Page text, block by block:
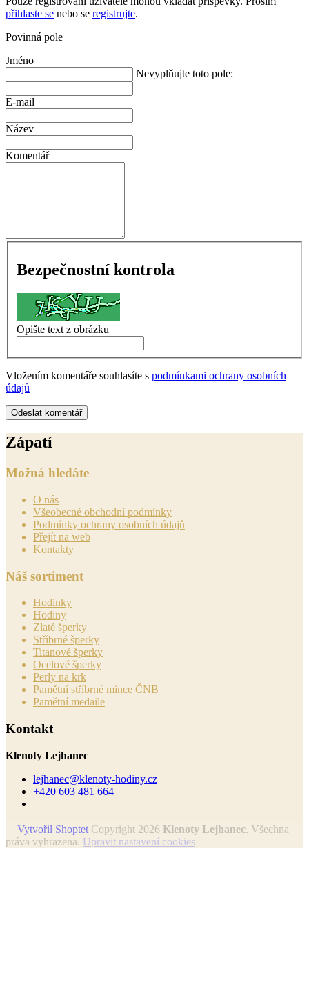
přihlaste se nebo se registrujte.
Povinná pole
Jméno
Nevyplňujte toto pole:
E-mail
Název
Komentář
Bezpečnostní kontrola
Opište text z obrázku
Vložením komentáře souhlasíte s podmínkami ochrany osobních
údajů
Odeslat komentář
Zápatí
Možná hledáte
O nás
Všeobecné obchodní podmínky
Podmínky ochrany osobních údajů
Přejít na web
Kontakty
Náš sortiment
Hodinky
Hodiny
Zlaté šperky
Stříbrné šperky
Titanové šperky
Ocelové šperky
Perly na krk
Pamětní stříbrné mince ČNB
Pamětní medaile
Kontakt
Klenoty Lejhanec
lejhanec@klenoty-hodiny.cz
+420 603 481 664
Vytvořil Shoptet Copyright 2026 Klenoty Lejhanec. Všechna
práva vyhrazena. Upravit nastavení cookies